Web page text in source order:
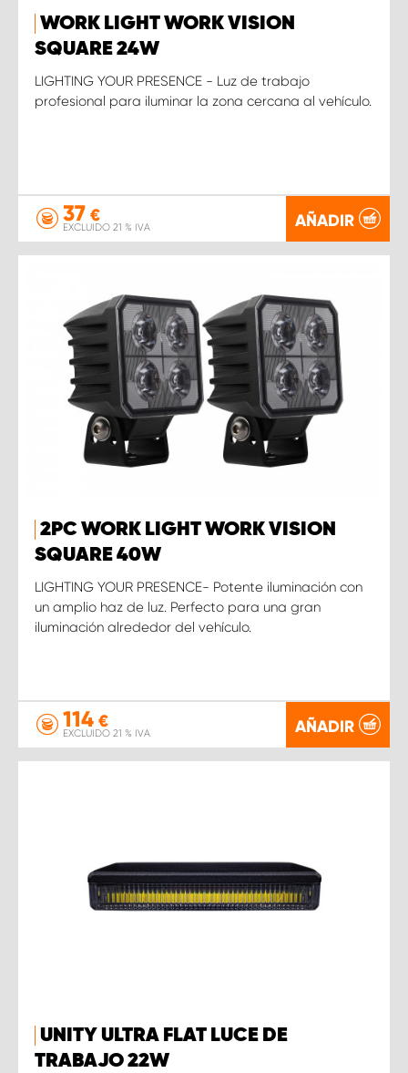
WORK LIGHT WORK VISION
SQUARE 24W
LIGHTING YOUR PRESENCE - Luz de trabajo
profesional para iluminar la zona cercana al vehículo.
37 €
EXCLUIDO 21 % IVA AÑADIR
2PC WORK LIGHT WORK VISION
SQUARE 40W
LIGHTING YOUR PRESENCE- Potente iluminación con
un amplio haz de luz. Perfecto para una gran
iluminación alrededor del vehículo.
114 €
EXCLUIDO 21 % IVA AÑADIR
UNITY ULTRA FLAT LUCE DE
TRABAJO 22W